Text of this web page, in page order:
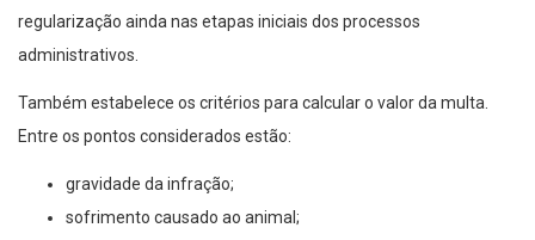
regularização ainda nas etapas iniciais dos processos
administrativos.
Também estabelece os critérios para calcular o valor da multa.
Entre os pontos considerados estão:
gravidade da infração;
sofrimento causado ao animal;